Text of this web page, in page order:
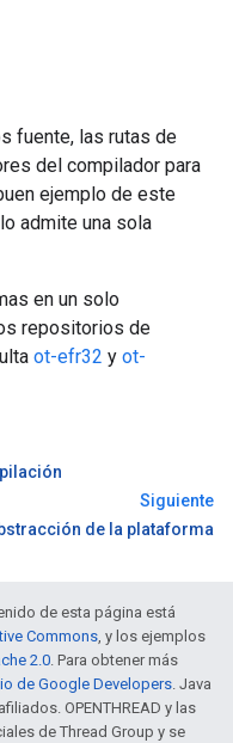
fuente, las rutas de
del compilador para
ejemplo de este
admite una sola
en un solo
repositorios de
ot-efr32 y ot-
Siguiente
de la plataforma
de esta página está
Commons, y los ejemplos
2.0. Para obtener más
de Google Developers. Java
OPENTHREAD y las
de Thread Group y se